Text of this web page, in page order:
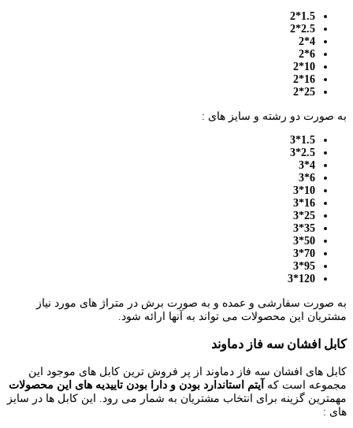
1.5*2
2.5*2
4*2
6*2
10*2
16*2
25*2
به صورت دو رشته و سایز های :
1.5*3
2.5*3
4*3
6*3
10*3
16*3
25*3
35*3
50*3
70*3
95*3
120*3
به صورت سفارشی و عمده و به صورت برش در متراژ های مورد نیاز
مشتریان این محصولات می تواند به آنها ارائه شود.
کابل افشان سه فاز دماوند
کابل های افشان سه فاز دماوند از پر فروش ترین کابل های موجود این
مجموعه است که آیتم استاندارد بودن و دارا بودن تاییدیه های این محصولات
مهمترین گزینه برای انتخاب مشتریان به شمار می رود. این کابل ها در سایز
های :